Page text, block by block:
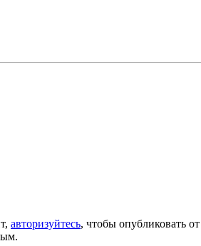
авторизуйтесь, чтобы опубликовать